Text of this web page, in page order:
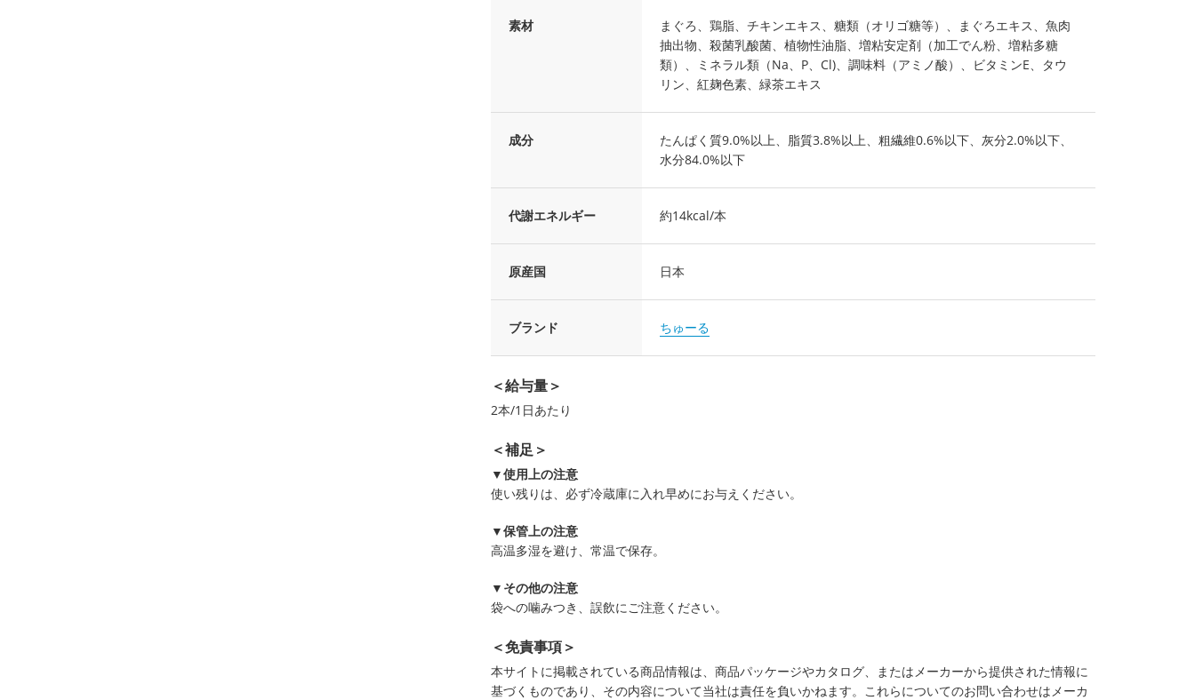
素材
まぐろ、鶏脂、チキンエキス、糖類（オリゴ糖等）、まぐろエキス、魚肉
抽出物、殺菌乳酸菌、植物性油脂、増粘安定剤（加工でん粉、増粘多糖
類）、ミネラル類（Na、P、Cl)、調味料（アミノ酸）、ビタミンE、タウ
リン、紅麹色素、緑茶エキス
成分
たんぱく質9.0%以上、脂質3.8%以上、粗繊維0.6%以下、灰分2.0%以下、
水分84.0%以下
代謝エネルギー 約14kcal/本
原産国 日本
ブランド ちゅーる
＜給与量＞
2本/1日あたり
＜補足＞
▼使用上の注意
使い残りは、必ず冷蔵庫に入れ早めにお与えください。
▼保管上の注意
高温多湿を避け、常温で保存。
▼その他の注意
袋への噛みつき、誤飲にご注意ください。
＜免責事項＞
本サイトに掲載されている商品情報は、商品パッケージやカタログ、またはメーカーから提供された情報に
基づくものであり、その内容について当社は責任を負いかねます。これらについてのお問い合わせはメーカ